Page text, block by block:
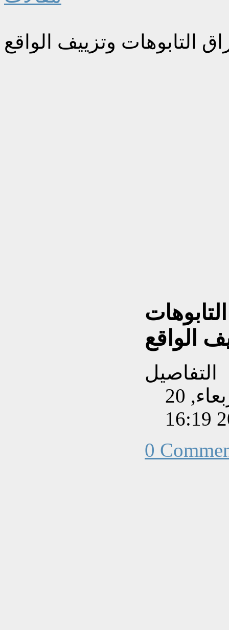
التابوهات وتزييف الواقع
الواقع
التفاصيل
تم إنشاءه بتاريخ الأربعاء, 20
0